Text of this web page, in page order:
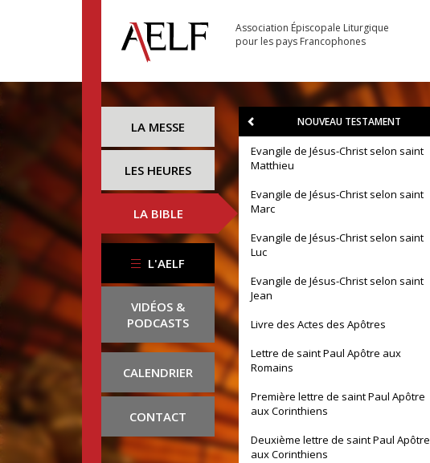
Association Épiscopale Liturgique
pour les pays Francophones
LA MESSE
LES HEURES
LA BIBLE
L'AELF
VIDÉOS &
PODCASTS
CALENDRIER
CONTACT
NOUVEAU TESTAMENT
Evangile de Jésus-Christ selon saint
Matthieu
Evangile de Jésus-Christ selon saint
Marc
Evangile de Jésus-Christ selon saint
Luc
Evangile de Jésus-Christ selon saint
Jean
Livre des Actes des Apôtres
Lettre de saint Paul Apôtre aux
Romains
Première lettre de saint Paul Apôtre
aux Corinthiens
Deuxième lettre de saint Paul Apôtre
aux Corinthiens